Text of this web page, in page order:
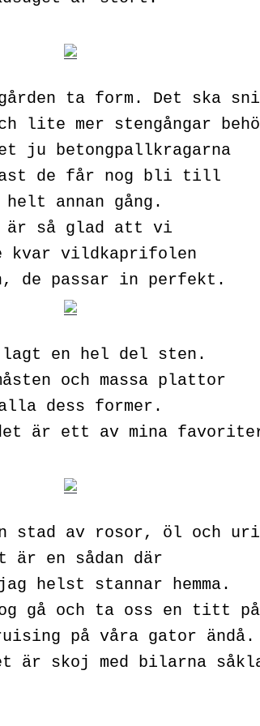
ta form. Det ska
lite mer stengångar
ju betongpallkragarna
de får nog bli till
helt annan gång.
är så glad att vi
kvar vildkaprifolen
de passar in perfekt.
en hel del sten.
och massa plattor
dess former.
är ett av mina
stad av rosor, öl och
är en sådan där
helst stannar hemma.
gå och ta oss en titt på
på våra gator ändå.
är skoj med bilarna